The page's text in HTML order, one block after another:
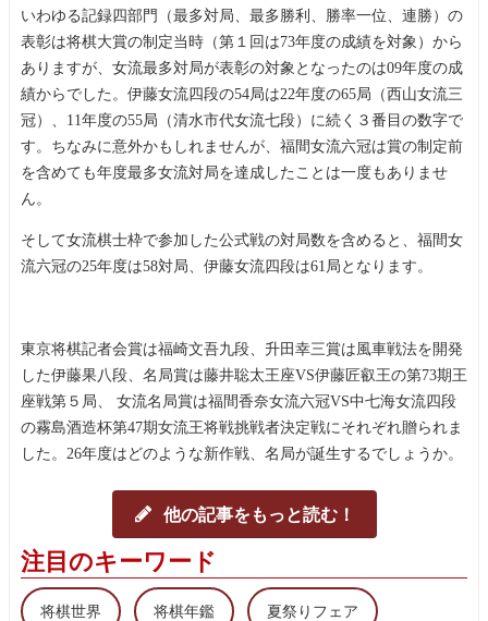
いわゆる記録四部門（最多対局、最多勝利、勝率一位、連勝）の
表彰は将棋大賞の制定当時（第１回は73年度の成績を対象）から
ありますが、女流最多対局が表彰の対象となったのは09年度の成
績からでした。伊藤女流四段の54局は22年度の65局（西山女流三
冠）、11年度の55局（清水市代女流七段）に続く３番目の数字で
す。ちなみに意外かもしれませんが、福間女流六冠は賞の制定前
を含めても年度最多女流対局を達成したことは一度もありませ
ん。
そして女流棋士枠で参加した公式戦の対局数を含めると、福間女
流六冠の25年度は58対局、伊藤女流四段は61局となります。
東京将棋記者会賞は福崎文吾九段、升田幸三賞は風車戦法を開発
した伊藤果八段、名局賞は藤井聡太王座VS伊藤匠叡王の第73期王
座戦第５局、 女流名局賞は福間香奈女流六冠VS中七海女流四段
の霧島酒造杯第47期女流王将戦挑戦者決定戦にそれぞれ贈られま
した。26年度はどのような新作戦、名局が誕生するでしょうか。
他の記事をもっと読む！
注目のキーワード
将棋世界 将棋年鑑 夏祭りフェア